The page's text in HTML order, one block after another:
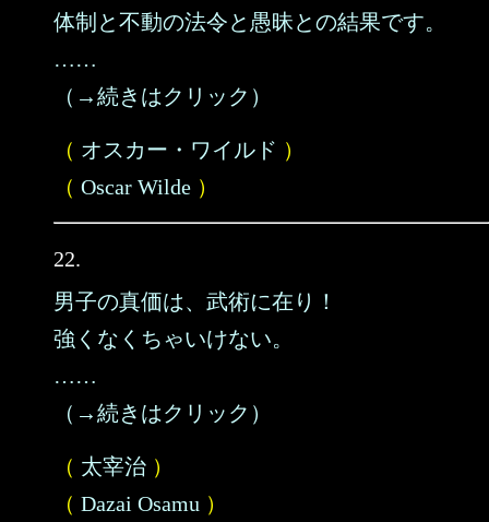
体制と不動の法令と愚昧との結果です。
……
（→続きはクリック）
（ オスカー・ワイルド ）
（ Oscar Wilde ）
22.
男子の真価は、武術に在り！
強くなくちゃいけない。
……
（→続きはクリック）
（ 太宰治 ）
（ Dazai Osamu ）